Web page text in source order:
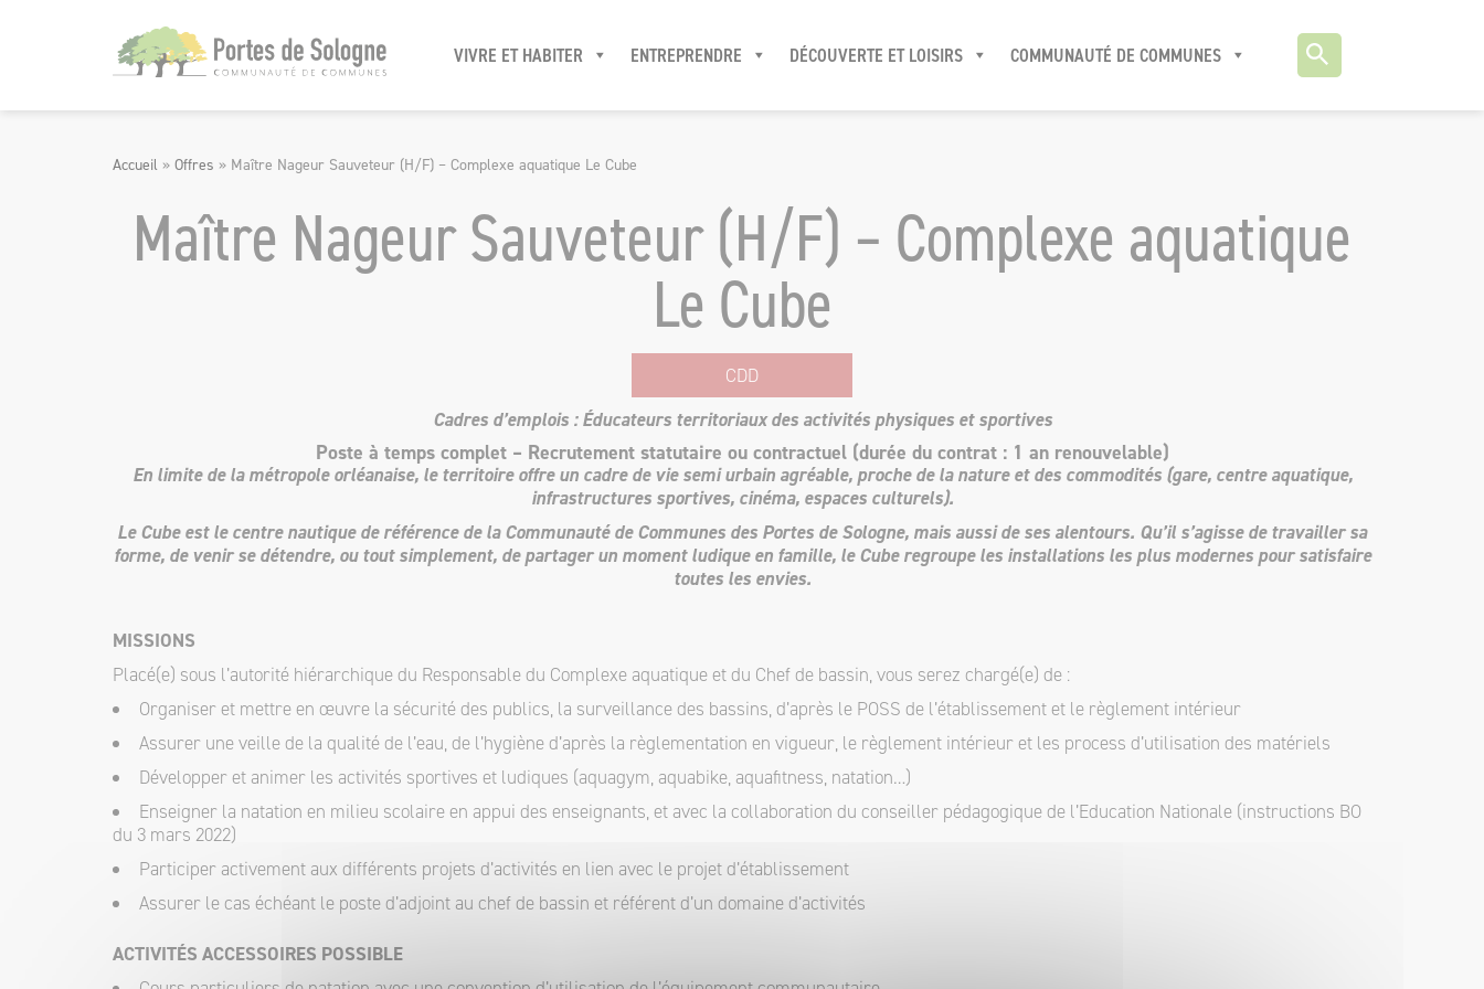
VIVRE ET HABITER ENTREPRENDRE DÉCOUVERTE ET LOISIRS COMMUNAUTÉ DE COMMUNES
Accueil » Offres » Maître Nageur Sauveteur (H/F) – Complexe aquatique Le Cube
Maître Nageur Sauveteur (H/F) – Complexe aquatique
Le Cube
CDD
Cadres d’emplois : Éducateurs territoriaux des activités physiques et sportives
Poste à temps complet – Recrutement statutaire ou contractuel (durée du contrat : 1 an renouvelable)
En limite de la métropole orléanaise, le territoire offre un cadre de vie semi urbain agréable, proche de la nature et des commodités (gare, centre aquatique,
infrastructures sportives, cinéma, espaces culturels).
Le Cube est le centre nautique de référence de la Communauté de Communes des Portes de Sologne, mais aussi de ses alentours. Qu’il s’agisse de travailler sa
forme, de venir se détendre, ou tout simplement, de partager un moment ludique en famille, le Cube regroupe les installations les plus modernes pour satisfaire
toutes les envies.
MISSIONS
Placé(e) sous l’autorité hiérarchique du Responsable du Complexe aquatique et du Chef de bassin, vous serez chargé(e) de :
Organiser et mettre en œuvre la sécurité des publics, la surveillance des bassins, d’après le POSS de l’établissement et le règlement intérieur
Assurer une veille de la qualité de l’eau, de l’hygiène d’après la règlementation en vigueur, le règlement intérieur et les process d’utilisation des matériels
Développer et animer les activités sportives et ludiques (aquagym, aquabike, aquafitness, natation…)
Enseigner la natation en milieu scolaire en appui des enseignants, et avec la collaboration du conseiller pédagogique de l’Education Nationale (instructions BO
du 3 mars 2022)
Participer activement aux différents projets d’activités en lien avec le projet d’établissement
Assurer le cas échéant le poste d’adjoint au chef de bassin et référent d’un domaine d’activités
ACTIVITÉS ACCESSOIRES POSSIBLE